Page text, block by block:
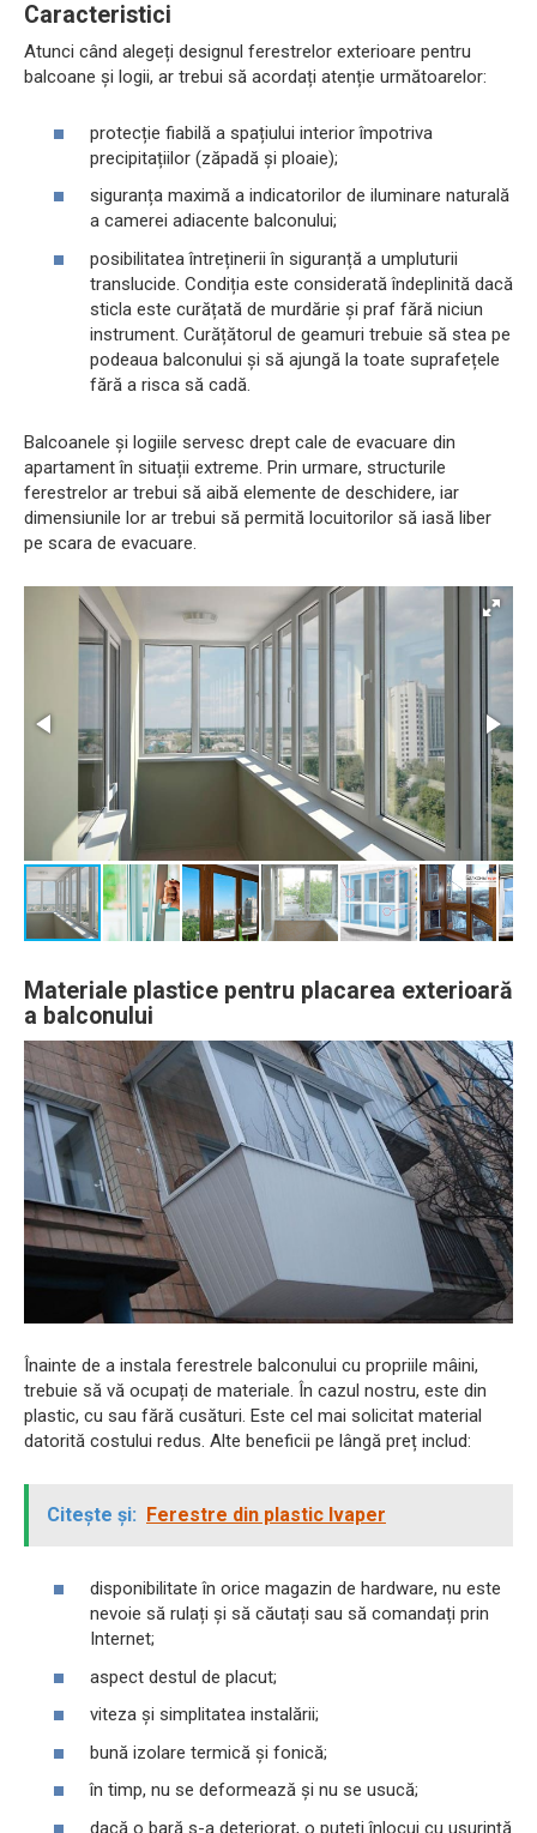
Caracteristici
Atunci când alegeți designul ferestrelor exterioare pentru
balcoane și logii, ar trebui să acordați atenție următoarelor:
protecție fiabilă a spațiului interior împotriva
precipitațiilor (zăpadă și ploaie);
siguranța maximă a indicatorilor de iluminare naturală
a camerei adiacente balconului;
posibilitatea întreținerii în siguranță a umpluturii
translucide. Condiția este considerată îndeplinită dacă
sticla este curățată de murdărie și praf fără niciun
instrument. Curățătorul de geamuri trebuie să stea pe
podeaua balconului și să ajungă la toate suprafețele
fără a risca să cadă.
Balcoanele și logiile servesc drept cale de evacuare din
apartament în situații extreme. Prin urmare, structurile
ferestrelor ar trebui să aibă elemente de deschidere, iar
dimensiunile lor ar trebui să permită locuitorilor să iasă liber
pe scara de evacuare.
Materiale plastice pentru placarea exterioară
a balconului
Înainte de a instala ferestrele balconului cu propriile mâini,
trebuie să vă ocupați de materiale. În cazul nostru, este din
plastic, cu sau fără cusături. Este cel mai solicitat material
datorită costului redus. Alte beneficii pe lângă preț includ:
Citește și: Ferestre din plastic Ivaper
disponibilitate în orice magazin de hardware, nu este
nevoie să rulați și să căutați sau să comandați prin
Internet;
aspect destul de placut;
viteza și simplitatea instalării;
bună izolare termică și fonică;
în timp, nu se deformează și nu se usucă;
dacă o bară s-a deteriorat, o puteți înlocui cu ușurință